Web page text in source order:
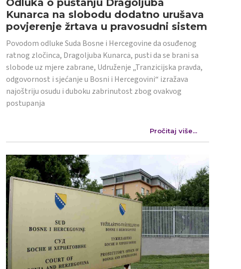
Kunarca na slobodu dodatno urušava
povjerenje žrtava u pravosudni sistem
Povodom odluke Suda Bosne i Hercegovine da osuđenog
ratnog zločinca, Dragoljuba Kunarca, pusti da se brani sa
slobode uz mjere zabrane, Udruženje „Tranzicijska pravda,
odgovornost i sjećanje u Bosni i Hercegovini“ izražava
najoštriju osudu i duboku zabrinutost zbog ovakvog
postupanja
Pročitaj više...